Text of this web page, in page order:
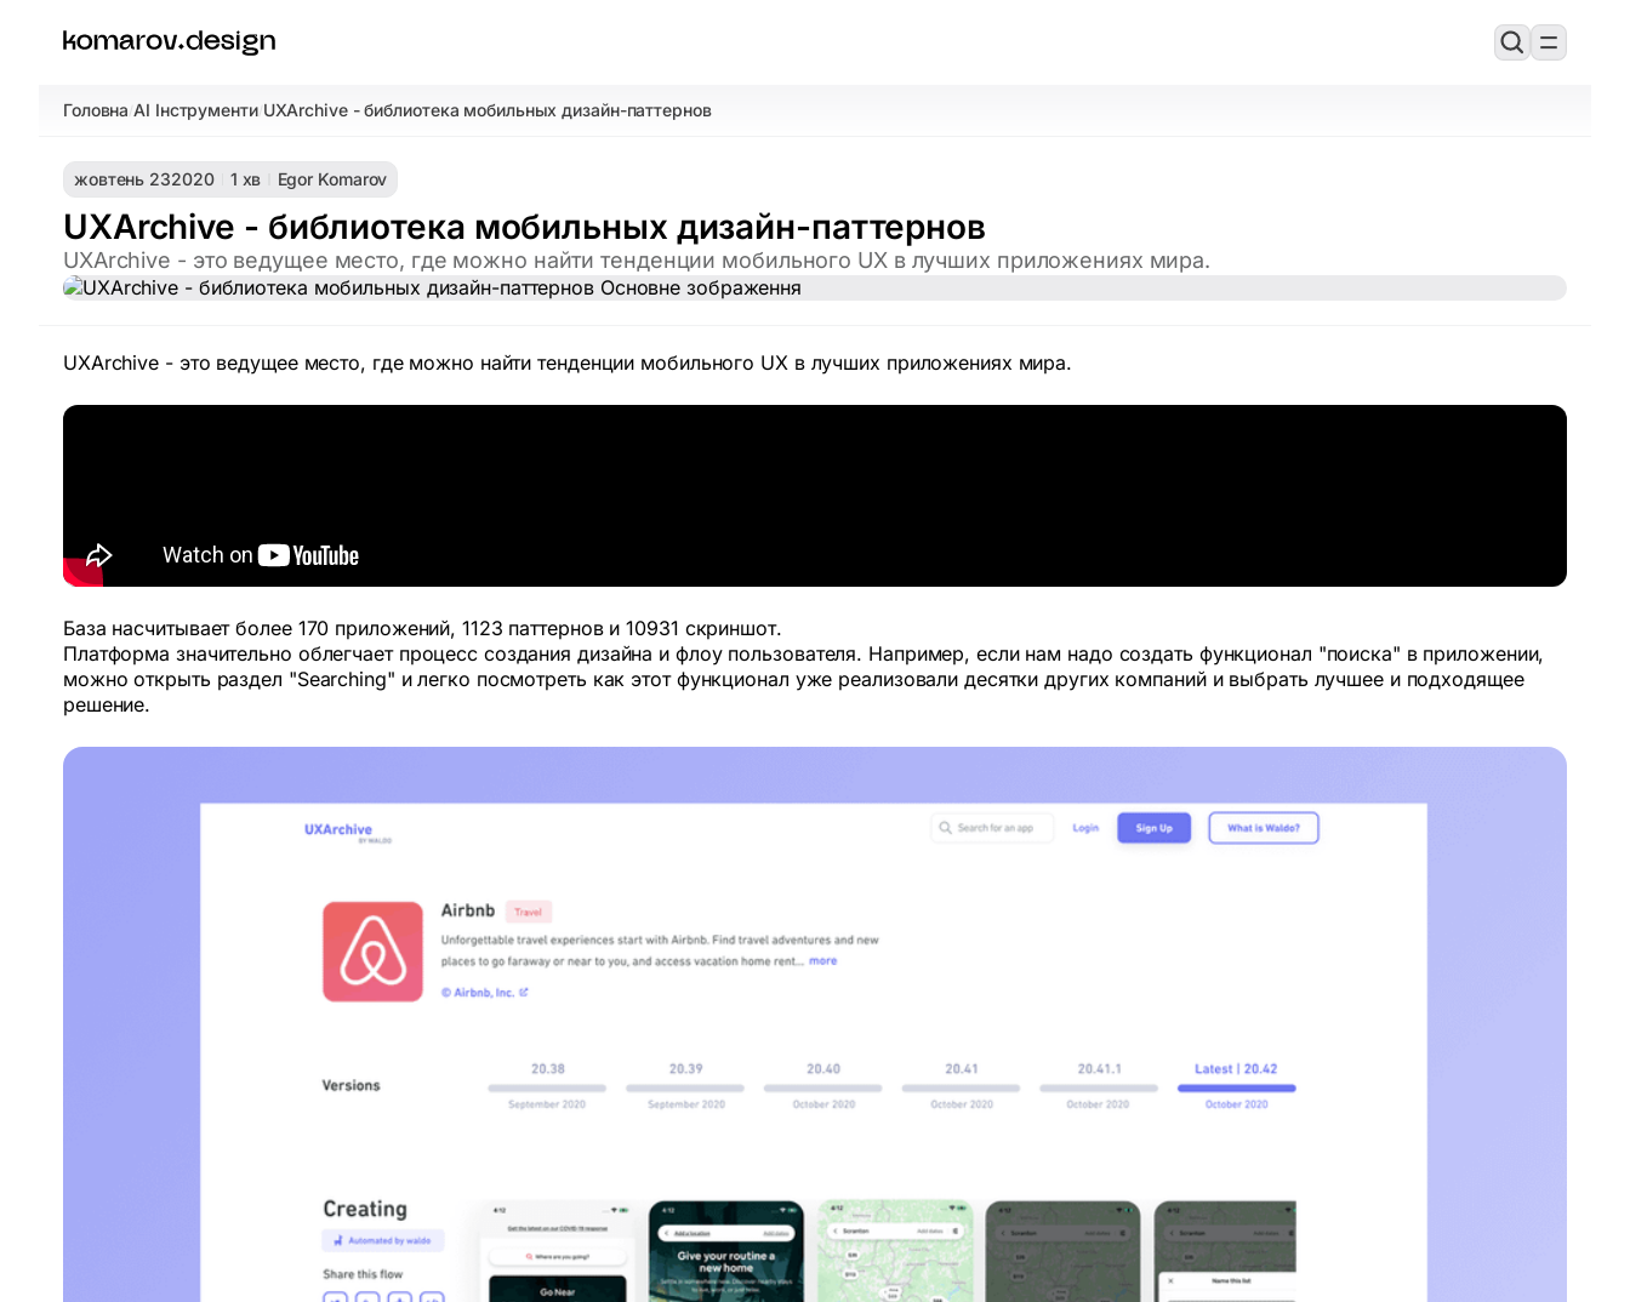
Головна/AI Інструменти/UXArchive - библиотека мобильных дизайн-паттернов
жовтень 232020 1 хв Egor Komarov
UXArchive - библиотека мобильных дизайн-паттернов
UXArchive - это ведущее место, где можно найти тенденции мобильного UX в лучших приложениях мира.
UXArchive - это ведущее место, где можно найти тенденции мобильного UX в лучших приложениях мира.
База насчитывает более 170 приложений, 1123 паттернов и 10931 скриншот.
Платформа значительно облегчает процесс создания дизайна и флоу пользователя. Например, если нам надо создать функционал "поиска" в приложении,
можно открыть раздел "Searching" и легко посмотреть как этот функционал уже реализовали десятки других компаний и выбрать лучшее и подходящее
решение.